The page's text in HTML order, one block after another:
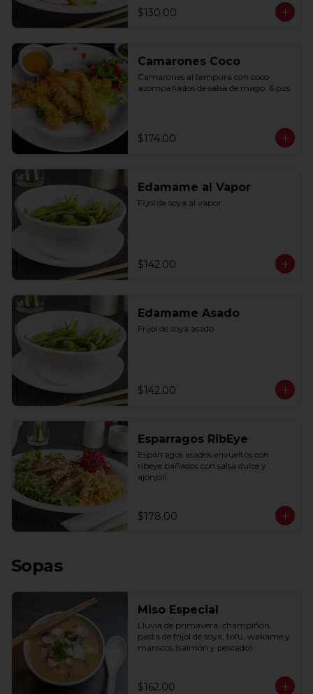
$130.00
Camarones Coco
Camarones al tempura con coco
acompañados de salsa de mago. 6 pzs.
$174.00
Edamame al Vapor
Frjol de soya al vapor
$142.00
Edamame Asado
Frijol de soya asado
$142.00
Esparragos RibEye
Espárragos asados envueltos con
ribeye bañados con salsa dulce y
ajonjolí.
$178.00
Sopas
Miso Especial
Lluvia de primavera, champiñón,
pasta de frijol de soya, tofu, wakame y
mariscos (salmón y pescado).
$162.00